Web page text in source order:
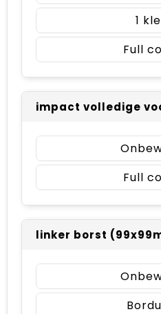
1
Full
impact volledige
Full
linker borst